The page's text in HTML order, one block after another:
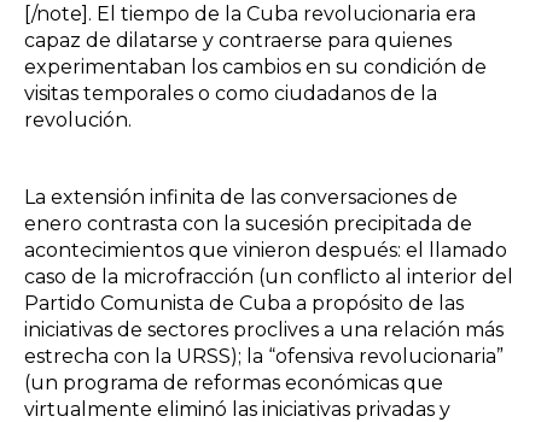
[/note]. El tiempo de la Cuba revolucionaria era
capaz de dilatarse y contraerse para quienes
experimentaban los cambios en su condición de
visitas temporales o como ciudadanos de la
revolución.
La extensión infinita de las conversaciones de
enero contrasta con la sucesión precipitada de
acontecimientos que vinieron después: el llamado
caso de la microfracción (un conflicto al interior del
Partido Comunista de Cuba a propósito de las
iniciativas de sectores proclives a una relación más
estrecha con la URSS); la “ofensiva revolucionaria”
(un programa de reformas económicas que
virtualmente eliminó las iniciativas privadas y